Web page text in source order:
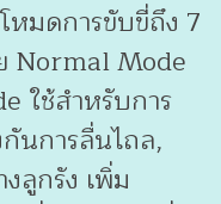
มดการขับขี่ถึง 7
Normal Mode
ใช้สำหรับการ
นการลื่นไถล,
ลูกรัง เพิ่ม